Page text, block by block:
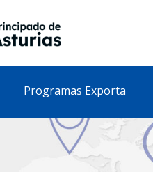
Programas Exporta